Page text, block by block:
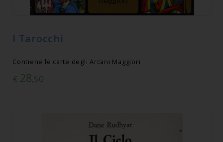
I Tarocchi
Contiene le carte degli Arcani Maggiori
€ 28,50